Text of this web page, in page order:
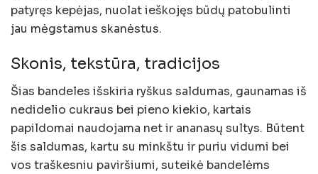
patyręs kepėjas, nuolat ieškojęs būdų patobulinti
jau mėgstamus skanėstus.
Skonis, tekstūra, tradicijos
Šias bandeles išskiria ryškus saldumas, gaunamas iš
nedidelio cukraus bei pieno kiekio, kartais
papildomai naudojama net ir ananasų sultys. Būtent
šis saldumas, kartu su minkštu ir puriu vidumi bei
vos traškesniu paviršiumi, suteikė bandelėms